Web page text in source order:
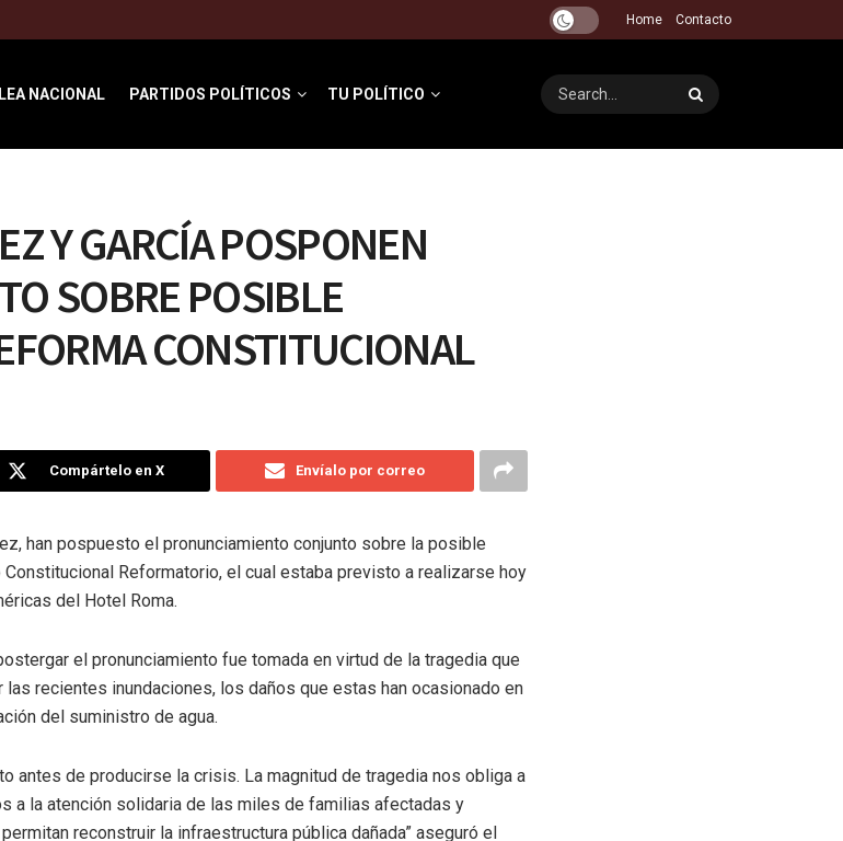
Home Contacto
NACIONAL PARTIDOS POLÍTICOS TU POLÍTICO
Y GARCÍA POSPONEN
SOBRE POSIBLE
CONSTITUCIONAL
Compártelo en X Envíalo por correo
han pospuesto el pronunciamiento conjunto sobre la posible
Reformatorio, el cual estaba previsto a realizarse hoy
del Hotel Roma.
el pronunciamiento fue tomada en virtud de la tragedia que
recientes inundaciones, los daños que estas han ocasionado en
del suministro de agua.
antes de producirse la crisis. La magnitud de tragedia nos obliga a
a la atención solidaria de las miles de familias afectadas y
reconstruir la infraestructura pública dañada” aseguró el